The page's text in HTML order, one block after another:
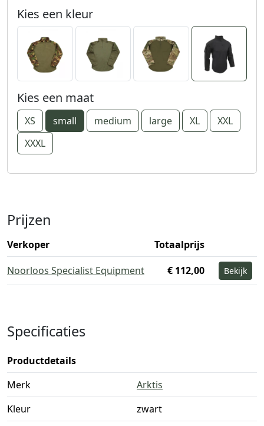
Kies een kleur
Kies een maat
XS small medium large XL
XXL
XXXL
Prijzen
Verkoper
Totaalprijs
Noorloos Specialist Equipment
€ 112,00 Bekijk
Specificaties
Productdetails
Merk
Arktis
Kleur
zwart